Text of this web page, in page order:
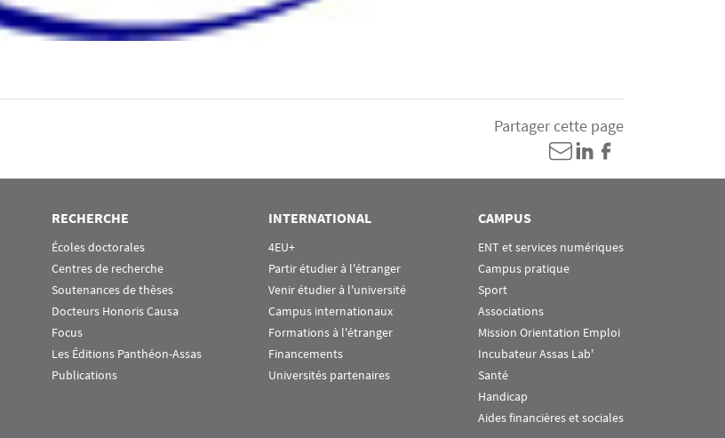
Partager cette page
RECHERCHE
Écoles doctorales
Centres de recherche
Soutenances de thèses
Docteurs Honoris Causa
Focus
Les Éditions Panthéon-Assas
Publications
INTERNATIONAL
4EU+
Partir étudier à l'étranger
Venir étudier à l'université
Campus internationaux
Formations à l'étranger
Financements
Universités partenaires
CAMPUS
ENT et services numériques
Campus pratique
Sport
Associations
Mission Orientation Emploi
Incubateur Assas Lab'
Santé
Handicap
Aides financières et sociales